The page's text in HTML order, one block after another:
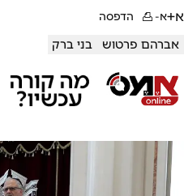
א+א- הדפסה
אברהם פרטוש בני ברק